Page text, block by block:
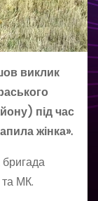
виклик
під час
жінка».
бригада
та МК.